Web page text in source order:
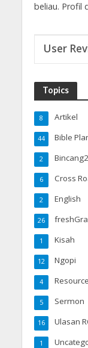
beliau. Profil
User
Topics
Artikel
8
Bible
44
Bincang2
2
Cross
6
English
2
26
Kisah
1
Ngopi
12
4
Sermon
5
Ulasan
16
1